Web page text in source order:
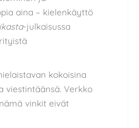
aina – kielenkäyttö
-julkaisussa
kokoisina
viestintäänsä. Verkko
nämä vinkit eivät